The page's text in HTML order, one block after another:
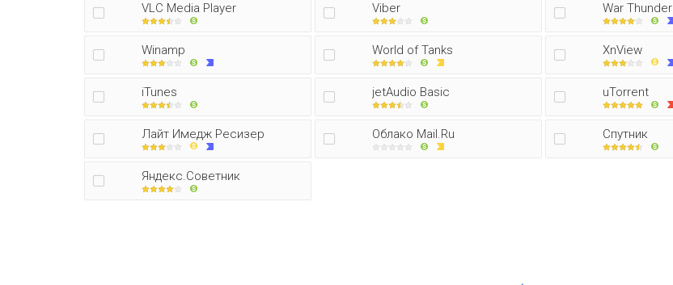
VLC Media Player Viber War Thunder
Winamp World of Tanks XnView
iTunes jetAudio Basic uTorrent
Лайт Имедж Ресизер Облако Mail.Ru Спутник
Яндекс.Советник